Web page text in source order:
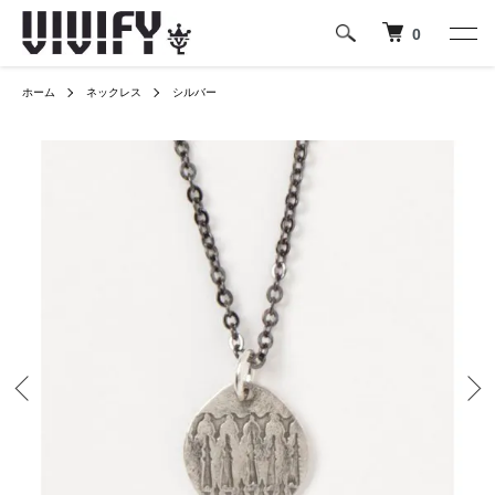
0
ホーム ネックレス シルバー